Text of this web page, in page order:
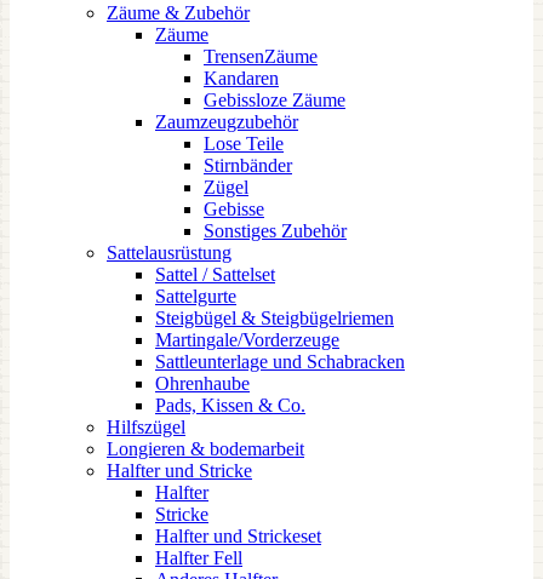
Zäume & Zubehör
Zäume
TrensenZäume
Kandaren
Gebissloze Zäume
Zaumzeugzubehör
Lose Teile
Stirnbänder
Zügel
Gebisse
Sonstiges Zubehör
Sattelausrüstung
Sattel / Sattelset
Sattelgurte
Steigbügel & Steigbügelriemen
Martingale/Vorderzeuge
Sattleunterlage und Schabracken
Ohrenhaube
Pads, Kissen & Co.
Hilfszügel
Longieren & bodemarbeit
Halfter und Stricke
Halfter
Stricke
Halfter und Strickeset
Halfter Fell